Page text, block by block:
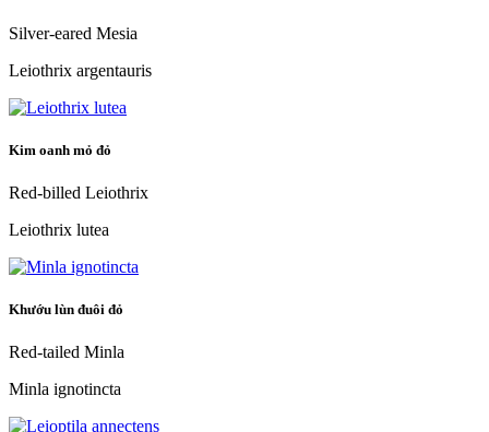
Silver-eared Mesia
Leiothrix argentauris
Kim oanh mỏ đỏ
Red-billed Leiothrix
Leiothrix lutea
Khướu lùn đuôi đỏ
Red-tailed Minla
Minla ignotincta